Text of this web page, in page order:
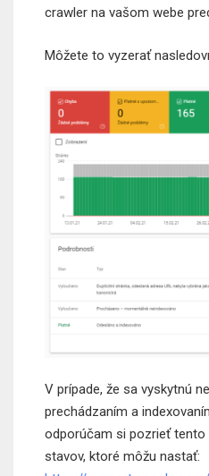
crawler na vašom webe
Môžete to vyzerať
V prípade, že sa vyskytnú
prechádzaním a
odporúčam si pozrieť
stavov, ktoré môžu nastať: